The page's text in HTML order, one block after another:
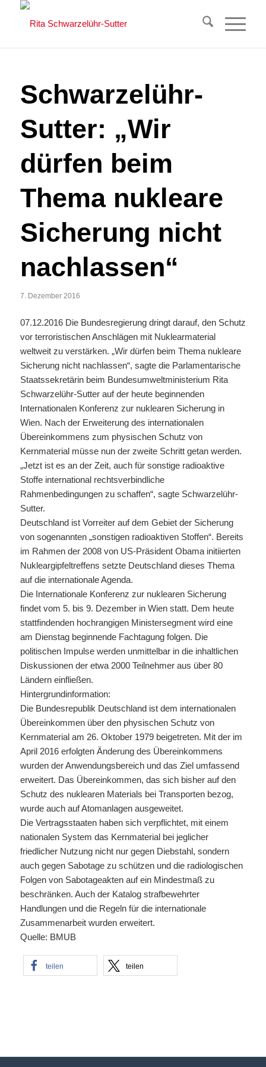
Schwarzelühr-
Sutter: „Wir
dürfen beim
Thema nukleare
Sicherung nicht
nachlassen“
7. Dezember 2016
07.12.2016 Die Bundesregierung dringt darauf, den Schutz
vor terroristischen Anschlägen mit Nuklearmaterial
weltweit zu verstärken. „Wir dürfen beim Thema nukleare
Sicherung nicht nachlassen“, sagte die Parlamentarische
Staatssekretärin beim Bundesumweltministerium Rita
Schwarzelühr-Sutter auf der heute beginnenden
Internationalen Konferenz zur nuklearen Sicherung in
Wien. Nach der Erweiterung des internationalen
Übereinkommens zum physischen Schutz von
Kernmaterial müsse nun der zweite Schritt getan werden.
„Jetzt ist es an der Zeit, auch für sonstige radioaktive
Stoffe international rechtsverbindliche
Rahmenbedingungen zu schaffen“, sagte Schwarzelühr-
Sutter.
Deutschland ist Vorreiter auf dem Gebiet der Sicherung
von sogenannten „sonstigen radioaktiven Stoffen“. Bereits
im Rahmen der 2008 von US-Präsident Obama initiierten
Nukleargipfeltreffens setzte Deutschland dieses Thema
auf die internationale Agenda.
Die Internationale Konferenz zur nuklearen Sicherung
findet vom 5. bis 9. Dezember in Wien statt. Dem heute
stattfindenden hochrangigen Ministersegment wird eine
am Dienstag beginnende Fachtagung folgen. Die
politischen Impulse werden unmittelbar in die inhaltlichen
Diskussionen der etwa 2000 Teilnehmer aus über 80
Ländern einfließen.
Hintergrundinformation:
Die Bundesrepublik Deutschland ist dem internationalen
Übereinkommen über den physischen Schutz von
Kernmaterial am 26. Oktober 1979 beigetreten. Mit der im
April 2016 erfolgten Änderung des Übereinkommens
wurden der Anwendungsbereich und das Ziel umfassend
erweitert. Das Übereinkommen, das sich bisher auf den
Schutz des nuklearen Materials bei Transporten bezog,
wurde auch auf Atomanlagen ausgeweitet.
Die Vertragsstaaten haben sich verpflichtet, mit einem
nationalen System das Kernmaterial bei jeglicher
friedlicher Nutzung nicht nur gegen Diebstahl, sondern
auch gegen Sabotage zu schützen und die radiologischen
Folgen von Sabotageakten auf ein Mindestmaß zu
beschränken. Auch der Katalog strafbewehrter
Handlungen und die Regeln für die internationale
Zusammenarbeit wurden erweitert.
Quelle: BMUB
teilen teilen